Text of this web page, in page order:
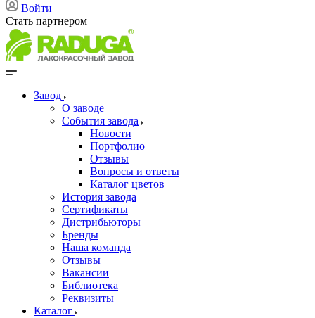
Войти
Стать партнером
Завод
О заводе
События завода
Новости
Портфолио
Отзывы
Вопросы и ответы
Каталог цветов
История завода
Сертификаты
Дистрибьюторы
Бренды
Наша команда
Отзывы
Вакансии
Библиотека
Реквизиты
Каталог